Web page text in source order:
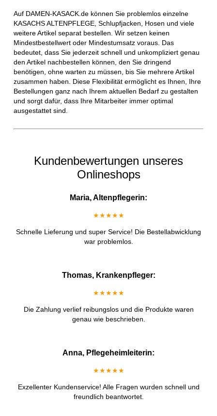
Auf DAMEN-KASACK.de können Sie problemlos einzelne
KASACHS ALTENPFLEGE, Schlupfjacken, Hosen und viele
weitere Artikel separat bestellen. Wir setzen keinen
Mindestbestellwert oder Mindestumsatz voraus. Das
bedeutet, dass Sie jederzeit schnell und unkompliziert genau
den Artikel nachbestellen können, den Sie dringend
benötigen, ohne warten zu müssen, bis Sie mehrere Artikel
zusammen haben. Diese Flexibilität ermöglicht es Ihnen, Ihre
Bestellungen ganz nach Ihrem aktuellen Bedarf zu gestalten
und sorgt dafür, dass Ihre Mitarbeiter immer optimal
ausgestattet sind.
Kundenbewertungen unseres
Onlineshops
Maria, Altenpflegerin:
★★★★★
Schnelle Lieferung und super Service! Die Bestellabwicklung
war problemlos.
Thomas, Krankenpfleger:
★★★★★
Die Zahlung verlief reibungslos und die Produkte waren
genau wie beschrieben.
Anna, Pflegeheimleiterin:
★★★★★
Exzellenter Kundenservice! Alle Fragen wurden schnell und
freundlich beantwortet.